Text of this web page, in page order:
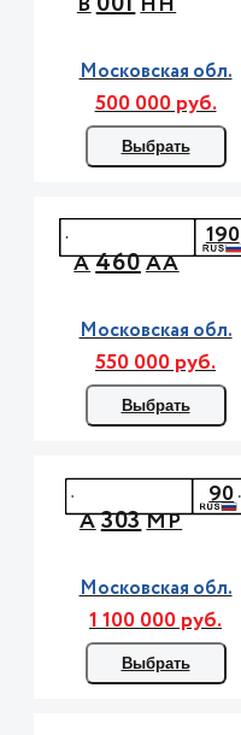
Московская обл.
500 000 руб.
Выбрать
А460АА
190
Московская обл.
550 000 руб.
Выбрать
А303МР
90
Московская обл.
1 100 000 руб.
Выбрать